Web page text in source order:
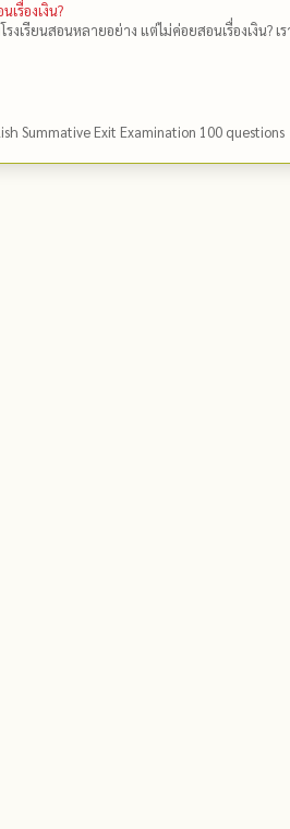
รื่องเงิน?
งเรียนสอนหลายอย่าง แต่ไม่ค่อยสอนเรื่องเงิน? เ
Summative Exit Examination 100